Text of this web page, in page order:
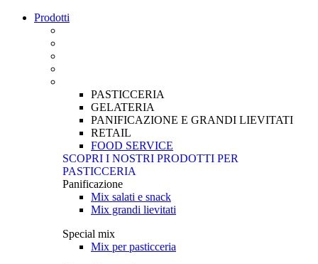
Prodotti
PASTICCERIA
GELATERIA
PANIFICAZIONE E GRANDI LIEVITATI
RETAIL
FOOD SERVICE
SCOPRI I NOSTRI PRODOTTI PER
PASTICCERIA
Panificazione
Mix salati e snack
Mix grandi lievitati
Special mix
Mix per pasticceria